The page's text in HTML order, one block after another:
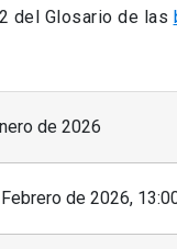
del Glosario de las
de 2026
de 2026,